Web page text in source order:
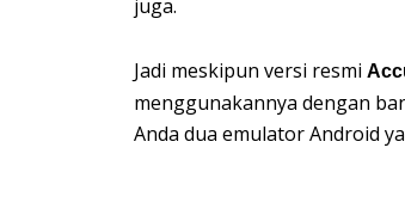
juga.
Jadi meskipun versi resmi
menggunakannya dengan
Anda dua emulator Android